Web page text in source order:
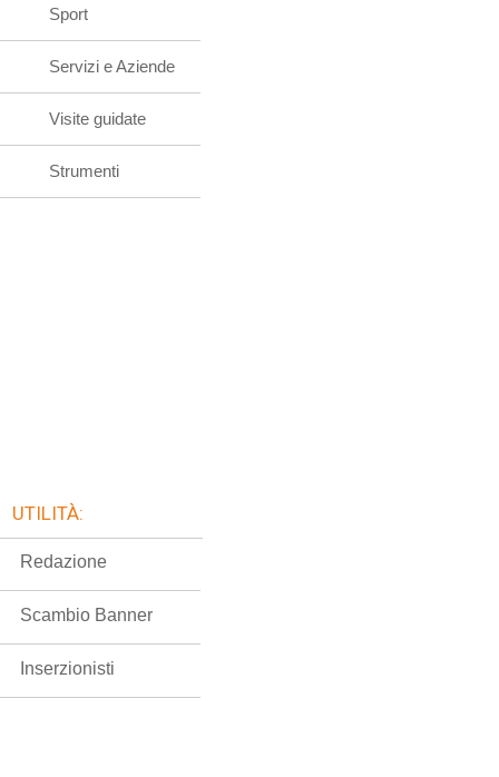
Sport
Servizi e Aziende
Visite guidate
Strumenti
UTILITÀ:
Redazione
Scambio Banner
Inserzionisti